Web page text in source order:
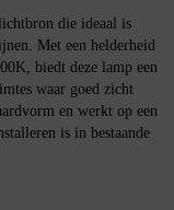
die ideaal is
Met een helderheid
biedt deze lamp een
waar goed zicht
en werkt op een
is in bestaande